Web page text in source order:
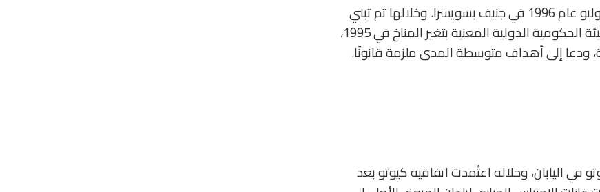
انعقد مؤتمر الأطراف الثاني في الفترة من 8 إلى 19 يوليو عام 1996 في جنيف بسويسرا. وخلالها تم تبني
النتائج العلمية بشأن التغير المناخي والتي قدمتها الهيئة الحكومية الدولية المعنية بتغير المناخ في 1995،
ودعا إلى أهداف متوسطة المدى ملزمة قانونًا.
1997 في كيوتو في اليابان، وخلاله اعتُمدت اتفاقية كيوتو بعد